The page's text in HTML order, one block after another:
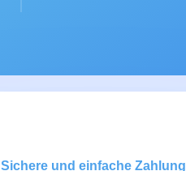
Sichere und einfache Zahlung